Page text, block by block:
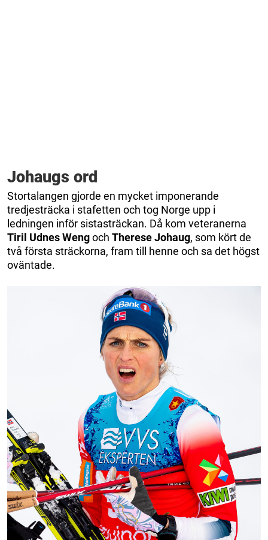
Johaugs ord
Stortalangen gjorde en mycket imponerande
tredjesträcka i stafetten och tog Norge upp i
ledningen inför sistasträckan. Då kom veteranerna
Tiril Udnes Wengoch Therese Johaug, som kört de
två första sträckorna, fram till henne och sa det högst
oväntade.